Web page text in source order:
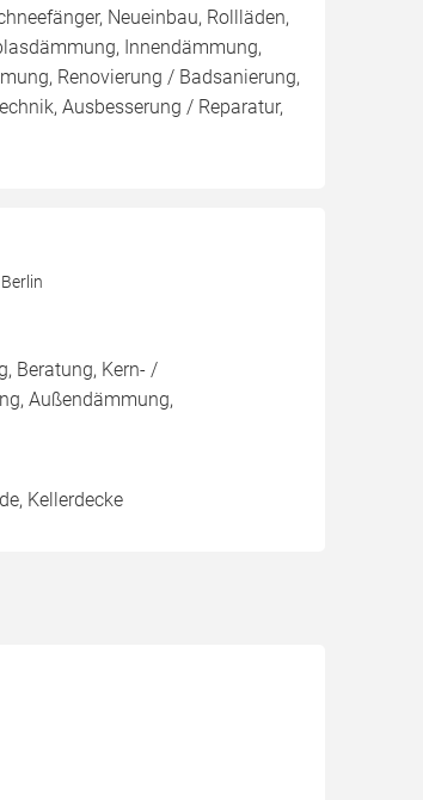
Neueinbau, Rollläden,
Innendämmung,
Renovierung / Badsanierung,
Ausbesserung / Reparatur,
Beratung, Kern- /
Außendämmung,
Kellerdecke